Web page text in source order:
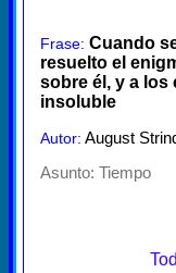
Frase: Cuando
resuelto el
sobre él, y a los
insoluble
Autor: August
Asunto: Tiempo